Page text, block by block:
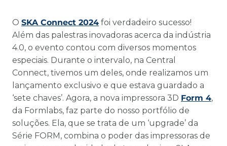
O SKA Connect 2024 foi verdadeiro sucesso!
Além das palestras inovadoras acerca da indústria
4.0, o evento contou com diversos momentos
especiais. Durante o intervalo, na Central
Connect, tivemos um deles, onde realizamos um
lançamento exclusivo e que estava guardado a
‘sete chaves’. Agora, a nova impressora 3D Form 4,
da Formlabs, faz parte do nosso portfólio de
soluções. Ela, que se trata de um ‘upgrade’ da
Série FORM, combina o poder das impressoras de